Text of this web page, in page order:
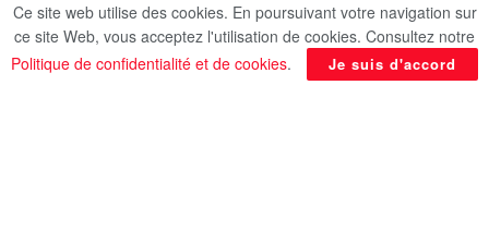
Ce site web utilise des cookies. En poursuivant votre navigation sur
ce site Web, vous acceptez l'utilisation de cookies. Consultez notre
Politique de confidentialité et de cookies. Je suis d'accord